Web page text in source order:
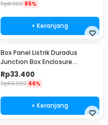
Rp8.900 85%
+ Keranjang
Box Panel Listrik Duradus
Junction Box Enclosure
Waterproof 158x90mm - B1589
Rp33.400
Rp60.900 46%
+ Keranjang